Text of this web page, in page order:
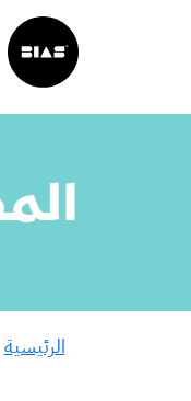
الرئيسية